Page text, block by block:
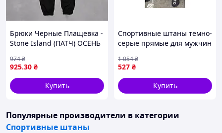
Брюки Черные Плащевка -
Stone Island (ПАТЧ) ОСЕНЬ
925.30 ₴
974₴
Купить
Спортивные штаны темно-
серые прямые для мужчин
отдыха и тренировок
527 ₴
1 054₴
Купить
Популярные производители в категории
Спортивные штаны